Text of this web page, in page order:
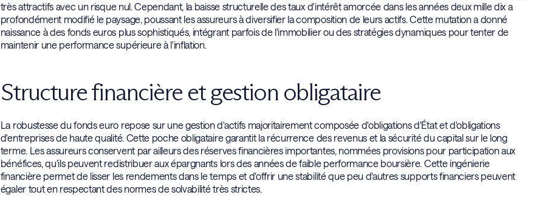
très attractifs avec un risque nul. Cependant, la baisse structurelle des taux d'intérêt amorcée dans les années deux mille dix a
profondément modifié le paysage, poussant les assureurs à diversifier la composition de leurs actifs. Cette mutation a donné
naissance à des fonds euros plus sophistiqués, intégrant parfois de l'immobilier ou des stratégies dynamiques pour tenter de
maintenir une performance supérieure à l'inflation.
Structure financière et gestion obligataire
La robustesse du fonds euro repose sur une gestion d'actifs majoritairement composée d'obligations d'État et d'obligations
d'entreprises de haute qualité. Cette poche obligataire garantit la récurrence des revenus et la sécurité du capital sur le long
terme. Les assureurs conservent par ailleurs des réserves financières importantes, nommées provisions pour participation aux
bénéfices, qu'ils peuvent redistribuer aux épargnants lors des années de faible performance boursière. Cette ingénierie
financière permet de lisser les rendements dans le temps et d'offrir une stabilité que peu d'autres supports financiers peuvent
égaler tout en respectant des normes de solvabilité très strictes.